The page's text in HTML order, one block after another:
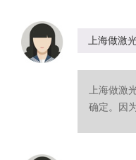
上海做激
上海做激
确定。因